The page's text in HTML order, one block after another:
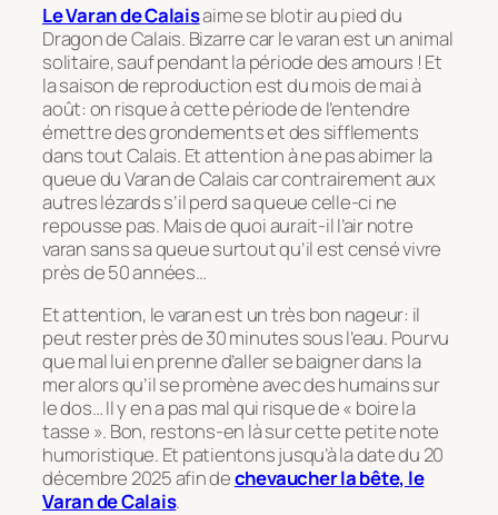
Le Varan de Calaisaime se blotir au pied du
Dragon de Calais. Bizarre car le varan est un animal
solitaire, sauf pendant la période des amours ! Et
la saison de reproduction est du mois de mai à
août: on risque à cette période de l’entendre
émettre des grondements et des sifflements
dans tout Calais. Et attention à ne pas abimer la
queue du Varan de Calais car contrairement aux
autres lézards s’il perd sa queue celle-ci ne
repousse pas. Mais de quoi aurait-il l’air notre
varan sans sa queue surtout qu’il est censé vivre
près de 50 années…
Et attention, le varan est un très bon nageur: il
peut rester près de 30 minutes sous l’eau. Pourvu
que mal lui en prenne d’aller se baigner dans la
mer alors qu’il se promène avec des humains sur
le dos… Il y en a pas mal qui risque de « boire la
tasse ». Bon, restons-en là sur cette petite note
humoristique. Et patientons jusqu’à la date du 20
décembre 2025 afin dechevaucher la bête, le
Varan de Calais.